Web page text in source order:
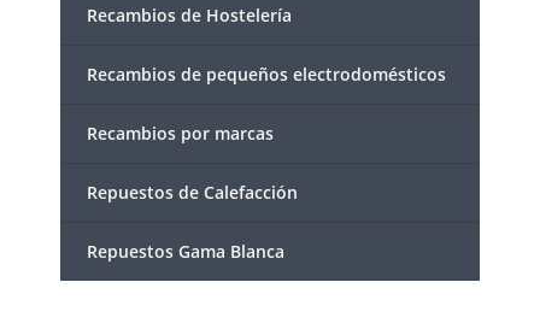
Recambios de Hostelería
Recambios de pequeños electrodomésticos
Recambios por marcas
Repuestos de Calefacción
Repuestos Gama Blanca